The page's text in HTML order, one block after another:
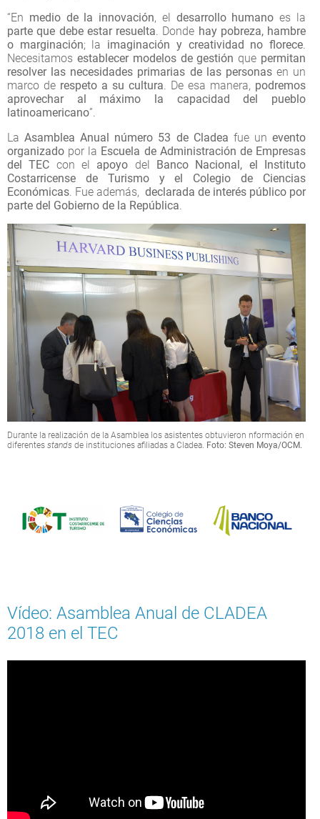
“En medio de la innovación, el desarrollo humano es la
parte que debe estar resuelta . Donde hay pobreza, hambre
o marginación; la imaginación y creatividad no florece
Necesitamos establecer modelos de gestión que permitan
resolver las necesidades primarias de las personasen un
marco de respeto a su cultura . De esa manera, podremos
aprovechar al máximo la capacidad del pueblo
latinoamericano”.
LaAsamblea Anual número 53 de Cladea fue unevento
organizado por la Escuela de Administración de Empresas
del TEC con el apoyo del Banco Nacional, el Instituto
Costarricense de Turismo y el Colegio de Ciencias
Económicas . Fue además, declarada de interés público por
parte del Gobierno de la República
Durante la realización de la Asamblea los asistentes obtuvieron nformación en
diferentes stands de instituciones afiliadas a Cladea. Foto: Steven Moya/OCM.
Vídeo: Asamblea Anual de CLADEA
2018 en el TEC